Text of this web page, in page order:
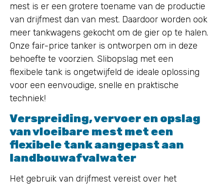
mest is er een grotere toename van de productie
van drijfmest dan van mest. Daardoor worden ook
meer tankwagens gekocht om de gier op te halen.
Onze fair-price tanker is ontworpen om in deze
behoefte te voorzien. Slibopslag met een
flexibele tank is ongetwijfeld de ideale oplossing
voor een eenvoudige, snelle en praktische
techniek!
Verspreiding, vervoer en opslag
van vloeibare mest met een
flexibele tank aangepast aan
landbouwafvalwater
Het gebruik van drijfmest vereist over het